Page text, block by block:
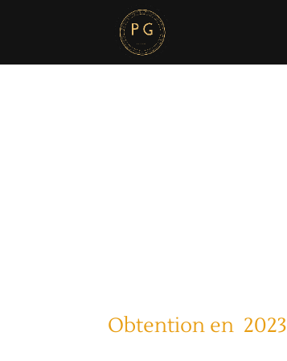
Obtention en 2023